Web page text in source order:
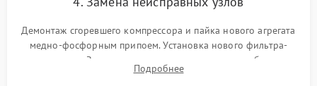
Демонтаж сгоревшего компрессора и пайка нового агрегата
медно-фосфорным припоем. Установка нового фильтра-
осушителя. Замена изношенных вентиляторов обдува,
сломанных заслонок или поврежденных дверных петель.
Подробнее